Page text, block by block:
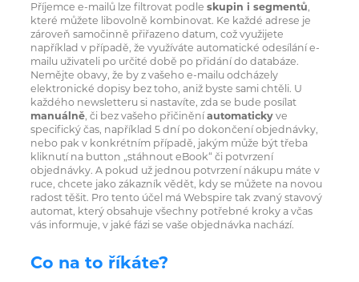
Příjemce e-mailů lze filtrovat podle skupin i segmentů,
které můžete libovolně kombinovat. Ke každé adrese je
zároveň samočinně přiřazeno datum, což využijete
například v případě, že využíváte automatické odesílání e-
mailu uživateli po určité době po přidání do databáze.
Nemějte obavy, že by z vašeho e-mailu odcházely
elektronické dopisy bez toho, aniž byste sami chtěli. U
každého newsletteru si nastavíte, zda se bude posílat
manuálně, či bez vašeho přičiněníautomatickyve
specifický čas, například 5 dní po dokončení objednávky,
nebo pak v konkrétním případě, jakým může být třeba
kliknutí na button „stáhnout eBook“ či potvrzení
objednávky. A pokud už jednou potvrzení nákupu máte v
ruce, chcete jako zákazník vědět, kdy se můžete na novou
radost těšit. Pro tento účel má Webspire tak zvaný stavový
automat, který obsahuje všechny potřebné kroky a včas
vás informuje, v jaké fázi se vaše objednávka nachází.
Co na to říkáte?